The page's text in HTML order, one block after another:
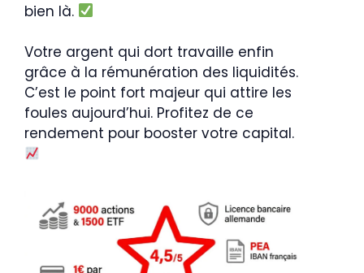
bien là.
Votre argent qui dort travaille enfin
grâce à la rémunération des liquidités.
C’est le point fort majeur qui attire les
foules aujourd’hui. Profitez de ce
rendement pour booster votre capital.